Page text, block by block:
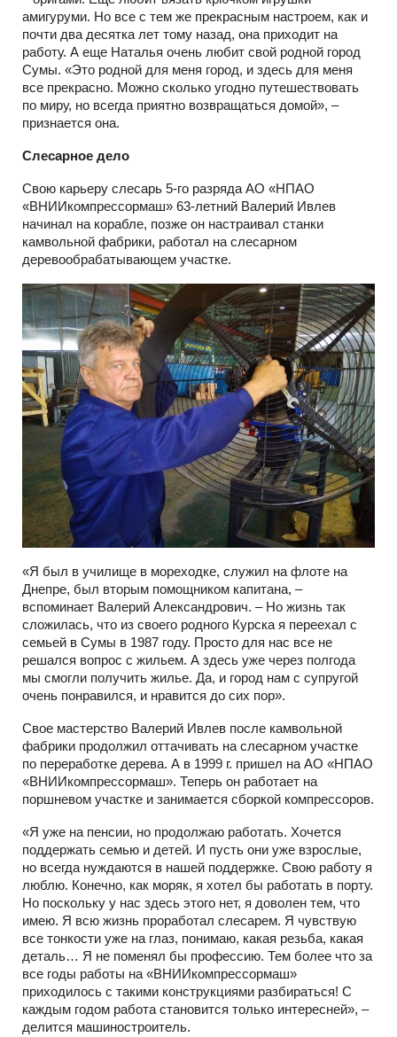
амигуруми. Но все с тем же прекрасным настроем, как и
почти два десятка лет тому назад, она приходит на
работу. А еще Наталья очень любит свой родной город
Сумы. «Это родной для меня город, и здесь для меня
все прекрасно. Можно сколько угодно путешествовать
по миру, но всегда приятно возвращаться домой», –
признается она.
Слесарное дело
Свою карьеру слесарь 5-го разряда АО «НПАО
«ВНИИкомпрессормаш» 63-летний Валерий Ивлев
начинал на корабле, позже он настраивал станки
камвольной фабрики, работал на слесарном
деревообрабатывающем участке.
«Я был в училище в мореходке, служил на флоте на
Днепре, был вторым помощником капитана, –
вспоминает Валерий Александрович. – Но жизнь так
сложилась, что из своего родного Курска я переехал с
семьей в Сумы в 1987 году. Просто для нас все не
решался вопрос с жильем. А здесь уже через полгода
мы смогли получить жилье. Да, и город нам с супругой
очень понравился, и нравится до сих пор».
Свое мастерство Валерий Ивлев после камвольной
фабрики продолжил оттачивать на слесарном участке
по переработке дерева. А в 1999 г. пришел на АО «НПАО
«ВНИИкомпрессормаш». Теперь он работает на
поршневом участке и занимается сборкой компрессоров.
«Я уже на пенсии, но продолжаю работать. Хочется
поддержать семью и детей. И пусть они уже взрослые,
но всегда нуждаются в нашей поддержке. Свою работу я
люблю. Конечно, как моряк, я хотел бы работать в порту.
Но поскольку у нас здесь этого нет, я доволен тем, что
имею. Я всю жизнь проработал слесарем. Я чувствую
все тонкости уже на глаз, понимаю, какая резьба, какая
деталь… Я не поменял бы профессию. Тем более что за
все годы работы на «ВНИИкомпрессормаш»
приходилось с такими конструкциями разбираться! С
каждым годом работа становится только интересней», –
делится машиностроитель.